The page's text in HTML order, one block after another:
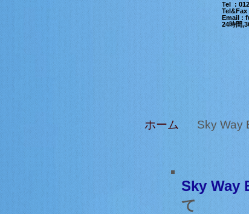
Tel :
Tel&Fax
Email :
24時間
ホーム Sky Way
Sky Way
て